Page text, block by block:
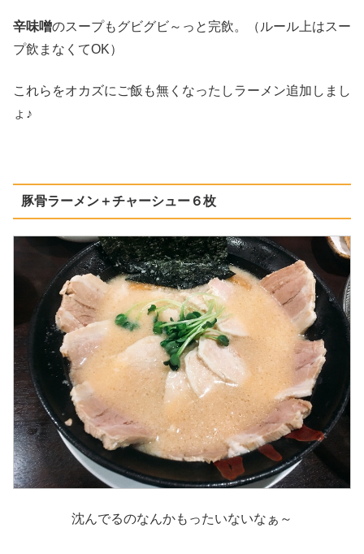
辛味噌のスープもグビグビ～っと完飲。（ルール上はスー
プ飲まなくてOK）
これらをオカズにご飯も無くなったしラーメン追加しまし
ょ♪
豚骨ラーメン＋チャーシュー６枚
沈んでるのなんかもったいないなぁ～